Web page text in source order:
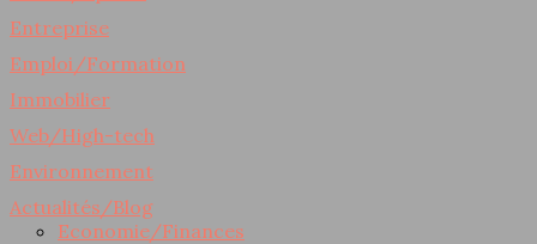
Entreprise
Emploi/Formation
Immobilier
Web/High-tech
Environnement
Actualités/Blog
Economie/Finances